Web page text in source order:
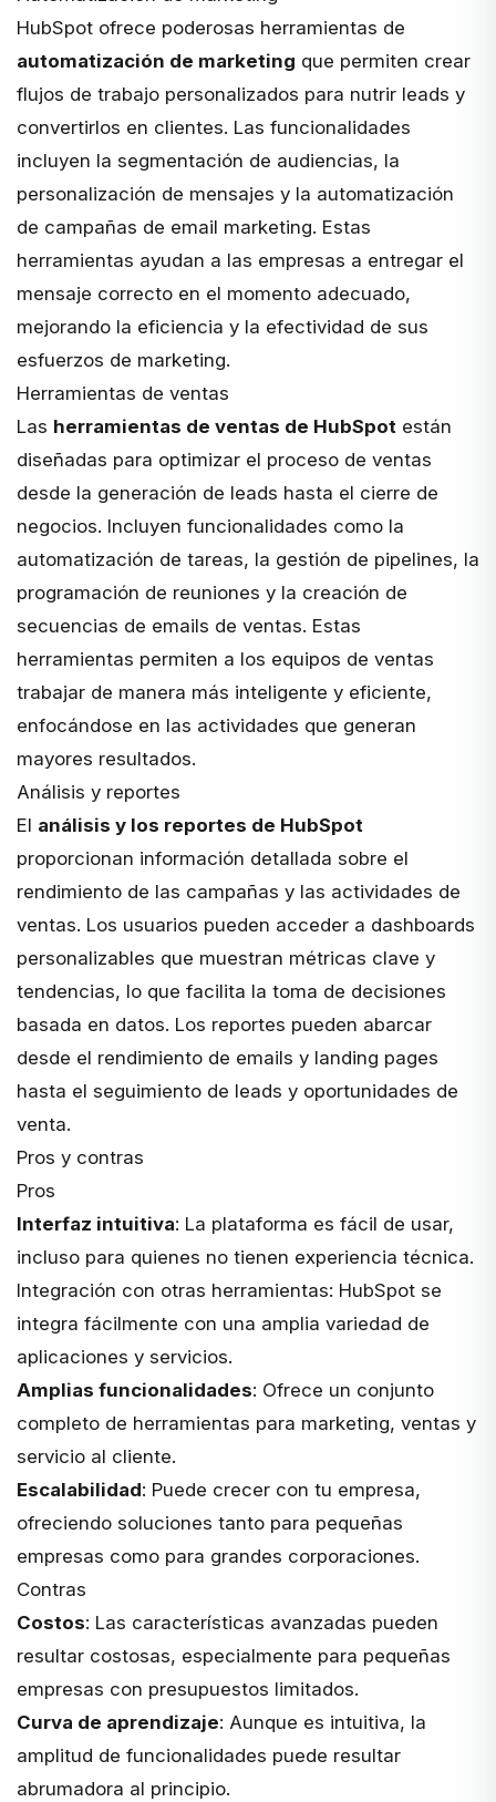
HubSpot ofrece poderosas herramientas de
automatización de marketing que permiten crear
flujos de trabajo personalizados para nutrir leads y
convertirlos en clientes. Las funcionalidades
incluyen la segmentación de audiencias, la
personalización de mensajes y la automatización
de campañas de email marketing. Estas
herramientas ayudan a las empresas a entregar el
mensaje correcto en el momento adecuado,
mejorando la eficiencia y la efectividad de sus
esfuerzos de marketing.
Herramientas de ventas
Las herramientas de ventas de HubSpot están
diseñadas para optimizar el proceso de ventas
desde la generación de leads hasta el cierre de
negocios. Incluyen funcionalidades como la
automatización de tareas, la gestión de pipelines, la
programación de reuniones y la creación de
secuencias de emails de ventas. Estas
herramientas permiten a los equipos de ventas
trabajar de manera más inteligente y eficiente,
enfocándose en las actividades que generan
mayores resultados.
Análisis y reportes
El análisis y los reportes de HubSpot
proporcionan información detallada sobre el
rendimiento de las campañas y las actividades de
ventas. Los usuarios pueden acceder a dashboards
personalizables que muestran métricas clave y
tendencias, lo que facilita la toma de decisiones
basada en datos. Los reportes pueden abarcar
desde el rendimiento de emails y landing pages
hasta el seguimiento de leads y oportunidades de
venta.
Pros y contras
Pros
Interfaz intuitiva: La plataforma es fácil de usar,
incluso para quienes no tienen experiencia técnica.
Integración con otras herramientas: HubSpot se
integra fácilmente con una amplia variedad de
aplicaciones y servicios.
Amplias funcionalidades: Ofrece un conjunto
completo de herramientas para marketing, ventas y
servicio al cliente.
Escalabilidad: Puede crecer con tu empresa,
ofreciendo soluciones tanto para pequeñas
empresas como para grandes corporaciones.
Contras
Costos: Las características avanzadas pueden
resultar costosas, especialmente para pequeñas
empresas con presupuestos limitados.
Curva de aprendizaje: Aunque es intuitiva, la
amplitud de funcionalidades puede resultar
abrumadora al principio.